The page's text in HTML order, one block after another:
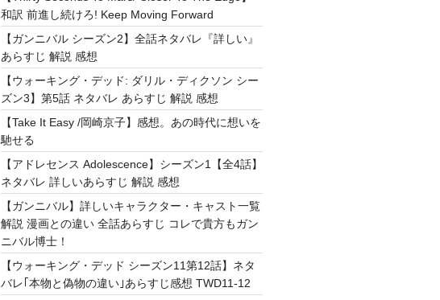
和訳 前進し続けろ! Keep Moving Forward
【ガンニバル シーズン2】全話ネタバレ『詳しい』
あらすじ 解説 感想
【ウォーキング・デッド: ダリル・ディクソン シー
ズン3】第5話 ネタバレ あらすじ 解説 感想
【Take It Easy /岡崎京子】感想。あの時代に想いを
馳せる
【アドレセンス Adolescence】シーズン1【全4話】
ネタバレ 詳しいあらすじ 解説 感想
【ガンニバル】詳しいキャラクター・キャスト一覧
解説 漫画との違い 全話あらすじ コレで貴方もガン
ニバル博士！
【ウォーキング・デッド シーズン11第12話】ネタ
バレ｢本物と偽物の違い｣あらすじ感想 TWD11-12